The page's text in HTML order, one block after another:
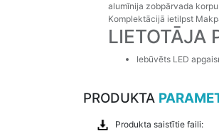
alumīnija zobpārvada
Komplektācijā ietilpst
LIETOTĀJA
Iebūvēts LED
PRODUKTA
Produkta saistītie faili: